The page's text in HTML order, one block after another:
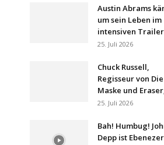
Austin Abrams
um sein Leben im
intensiven
25. Juli 2026
Chuck Russell,
Regisseur von Die
Maske und
25. Juli 2026
Bah! Humbug!
Depp ist